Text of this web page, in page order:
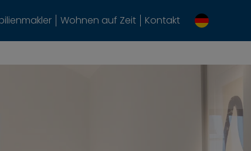
Wohnen auf Zeit Kontakt